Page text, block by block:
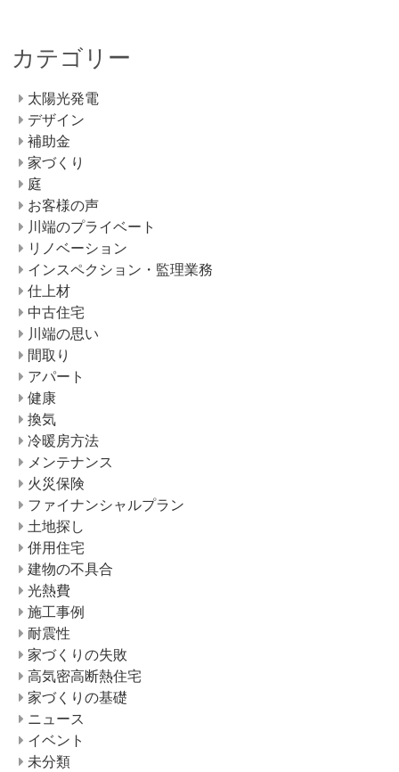
カテゴリー
太陽光発電
デザイン
補助金
家づくり
庭
お客様の声
川端のプライベート
リノベーション
インスペクション・監理業務
仕上材
中古住宅
川端の思い
間取り
アパート
健康
換気
冷暖房方法
メンテナンス
火災保険
ファイナンシャルプラン
土地探し
併用住宅
建物の不具合
光熱費
施工事例
耐震性
家づくりの失敗
高気密高断熱住宅
家づくりの基礎
ニュース
イベント
未分類